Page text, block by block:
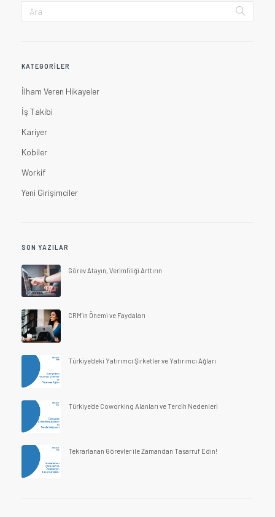
KATEGORILER
İlham Veren Hikayeler
İş Takibi
Kariyer
Kobiler
Workif
Yeni Girişimciler
SON YAZILAR
Görev Atayın, Verimliliği Arttırın
CRM'in Önemi ve Faydaları
Türkiye'deki Yatırımcı Şirketler ve Yatırımcı Ağları
Türkiye'de Coworking Alanları ve Tercih Nedenleri
Tekrarlanan Görevler ile Zamandan Tasarruf Edin!